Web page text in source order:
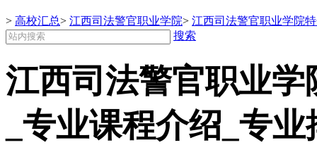
> 高校汇总> 江西司法警官职业学院> 江西司法警官职业学院
搜索
江西司法警官职业
_专业课程介绍_专